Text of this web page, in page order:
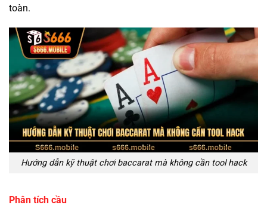
toàn.
Hướng dẫn kỹ thuật chơi baccarat mà không cần tool hack
Phân tích cầu